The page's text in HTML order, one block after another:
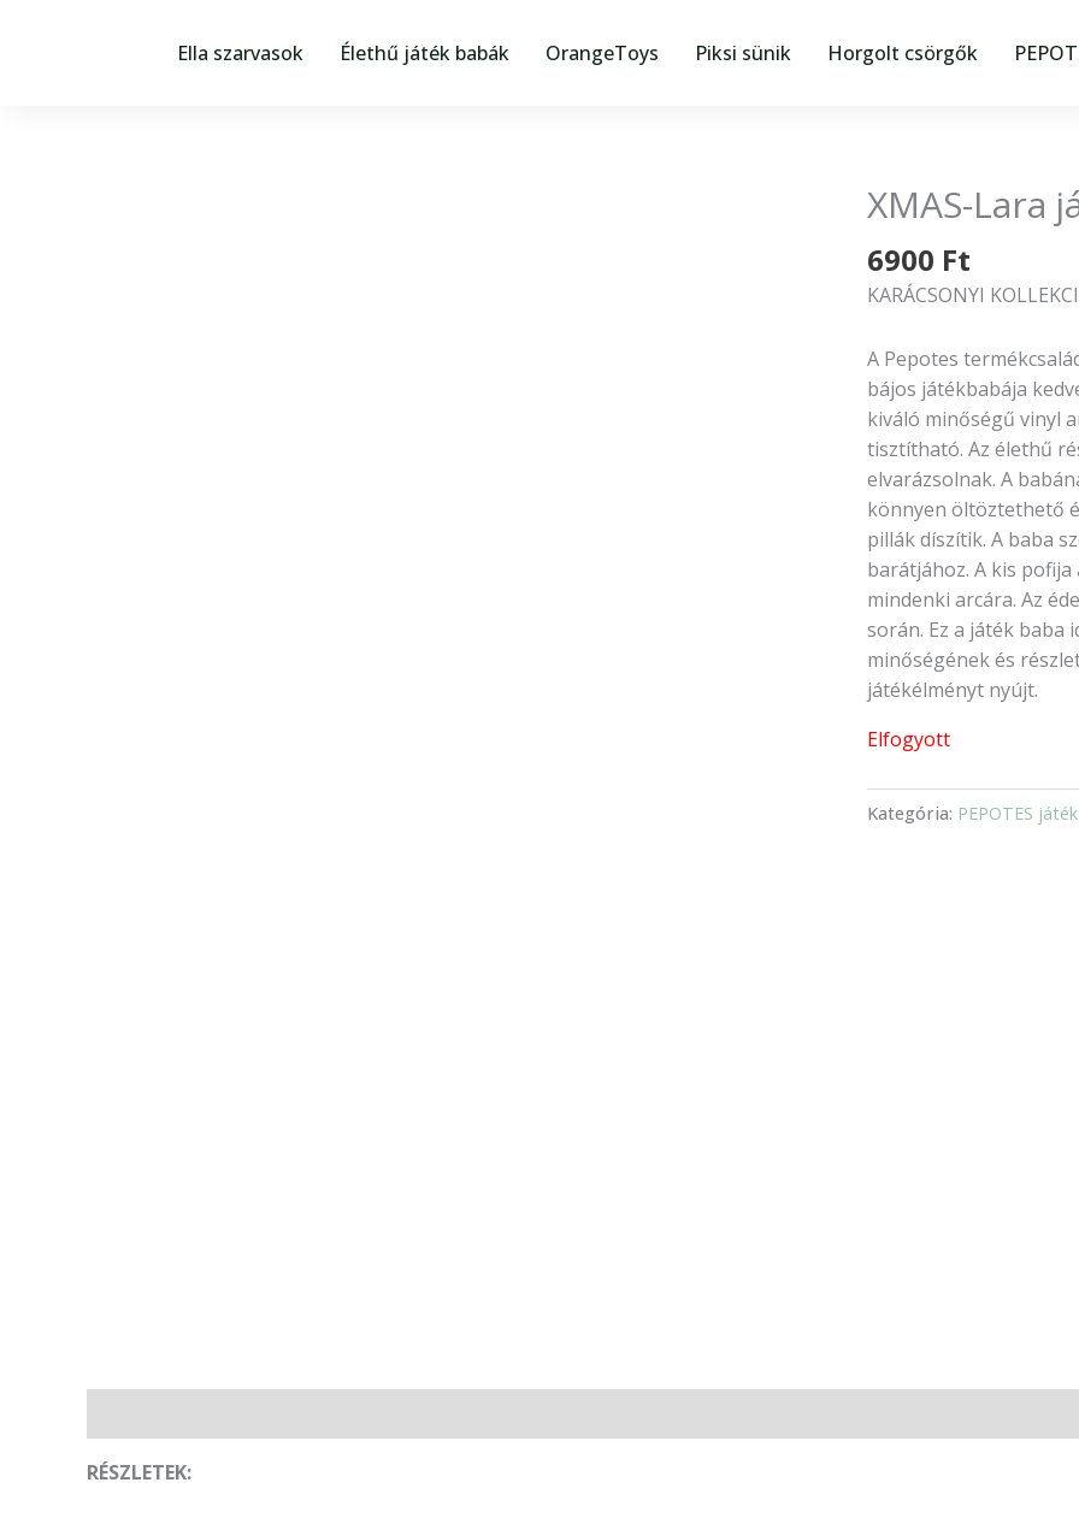
Ella szarvasok Élethű játék babák OrangeToys Piksi sünik Horgolt csörgők
XMAS-Lara
6900 Ft
KARÁCSONYI
A Pepotes
bájos játékbabája
kiváló minőségű vinyl
tisztítható. Az élethű
elvarázsolnak. A
könnyen öltöztethető
pillák díszítik. A baba
barátjához. A kis
mindenki arcára. Az
során. Ez a játék baba
minőségének és
játékélményt nyújt.
Elfogyott
Kategória: PEPOTES
RÉSZLETEK: